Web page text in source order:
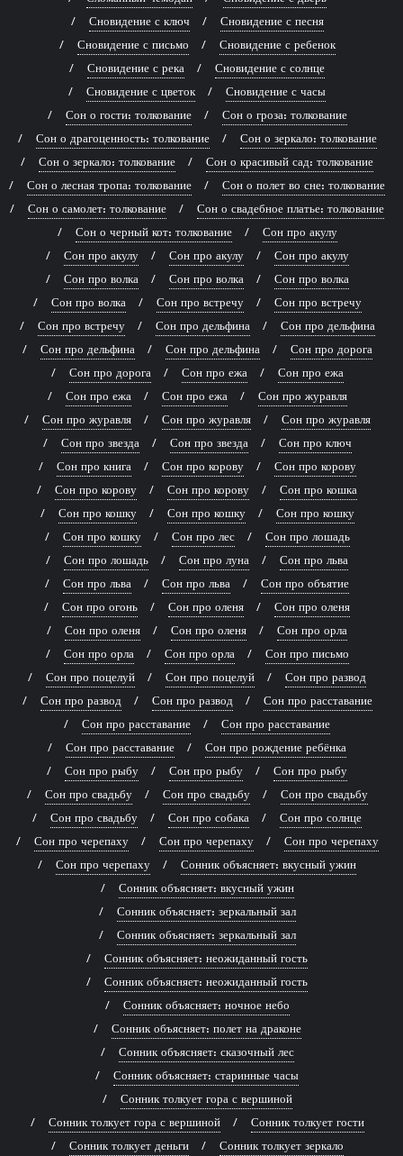
Сновидение с ключ
Сновидение с песня
Сновидение с письмо
Сновидение с ребенок
Сновидение с река
Сновидение с солнце
Сновидение с цветок
Сновидение с часы
Сон о гости: толкование
Сон о гроза: толкование
Сон о драгоценность: толкование
Сон о зеркало: толкование
Сон о зеркало: толкование
Сон о красивый сад: толкование
Сон о лесная тропа: толкование
Сон о полет во сне: толкование
Сон о самолет: толкование
Сон о свадебное платье: толкование
Сон о черный кот: толкование
Сон про акулу
Сон про акулу
Сон про акулу
Сон про акулу
Сон про волка
Сон про волка
Сон про волка
Сон про волка
Сон про встречу
Сон про встречу
Сон про встречу
Сон про дельфина
Сон про дельфина
Сон про дельфина
Сон про дельфина
Сон про дорога
Сон про дорога
Сон про ежа
Сон про ежа
Сон про ежа
Сон про ежа
Сон про журавля
Сон про журавля
Сон про журавля
Сон про журавля
Сон про звезда
Сон про звезда
Сон про ключ
Сон про книга
Сон про корову
Сон про корову
Сон про корову
Сон про корову
Сон про кошка
Сон про кошку
Сон про кошку
Сон про кошку
Сон про кошку
Сон про лес
Сон про лошадь
Сон про лошадь
Сон про луна
Сон про льва
Сон про льва
Сон про льва
Сон про объятие
Сон про огонь
Сон про оленя
Сон про оленя
Сон про оленя
Сон про оленя
Сон про орла
Сон про орла
Сон про орла
Сон про письмо
Сон про поцелуй
Сон про поцелуй
Сон про развод
Сон про развод
Сон про развод
Сон про расставание
Сон про расставание
Сон про расставание
Сон про расставание
Сон про рождение ребёнка
Сон про рыбу
Сон про рыбу
Сон про рыбу
Сон про свадьбу
Сон про свадьбу
Сон про свадьбу
Сон про свадьбу
Сон про собака
Сон про солнце
Сон про черепаху
Сон про черепаху
Сон про черепаху
Сон про черепаху
Сонник объясняет: вкусный ужин
Сонник объясняет: вкусный ужин
Сонник объясняет: зеркальный зал
Сонник объясняет: зеркальный зал
Сонник объясняет: неожиданный гость
Сонник объясняет: неожиданный гость
Сонник объясняет: ночное небо
Сонник объясняет: полет на драконе
Сонник объясняет: сказочный лес
Сонник объясняет: старинные часы
Сонник толкует гора с вершиной
Сонник толкует гора с вершиной
Сонник толкует гости
Сонник толкует деньги
Сонник толкует зеркало